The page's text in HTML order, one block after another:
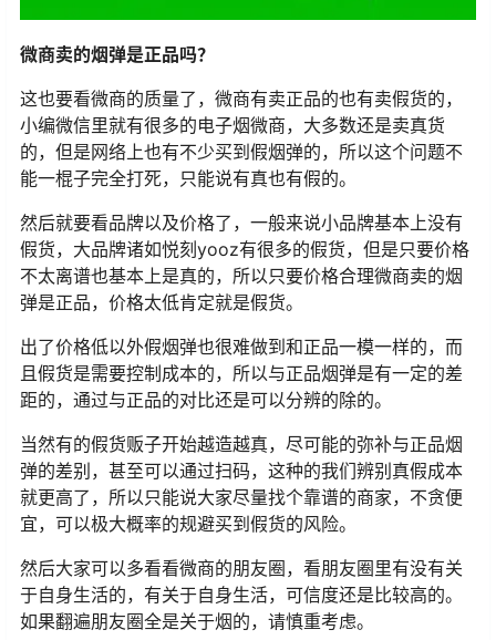
微商卖的烟弹是正品吗？
这也要看微商的质量了，微商有卖正品的也有卖假货的，
小编微信里就有很多的电子烟微商，大多数还是卖真货
的，但是网络上也有不少买到假烟弹的，所以这个问题不
能一棍子完全打死，只能说有真也有假的。
然后就要看品牌以及价格了，一般来说小品牌基本上没有
假货，大品牌诸如悦刻yooz有很多的假货，但是只要价格
不太离谱也基本上是真的，所以只要价格合理微商卖的烟
弹是正品，价格太低肯定就是假货。
出了价格低以外假烟弹也很难做到和正品一模一样的，而
且假货是需要控制成本的，所以与正品烟弹是有一定的差
距的，通过与正品的对比还是可以分辨的除的。
当然有的假货贩子开始越造越真，尽可能的弥补与正品烟
弹的差别，甚至可以通过扫码，这种的我们辨别真假成本
就更高了，所以只能说大家尽量找个靠谱的商家，不贪便
宜，可以极大概率的规避买到假货的风险。
然后大家可以多看看微商的朋友圈，看朋友圈里有没有关
于自身生活的，有关于自身生活，可信度还是比较高的。
如果翻遍朋友圈全是关于烟的，请慎重考虑。